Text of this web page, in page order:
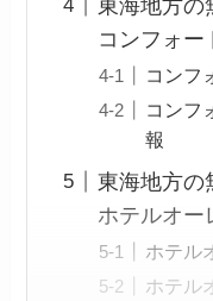
東海地方の
コンフォー
コンフ
コンフ
報
東海地方の
ホテルオー
ホテル
ホテル